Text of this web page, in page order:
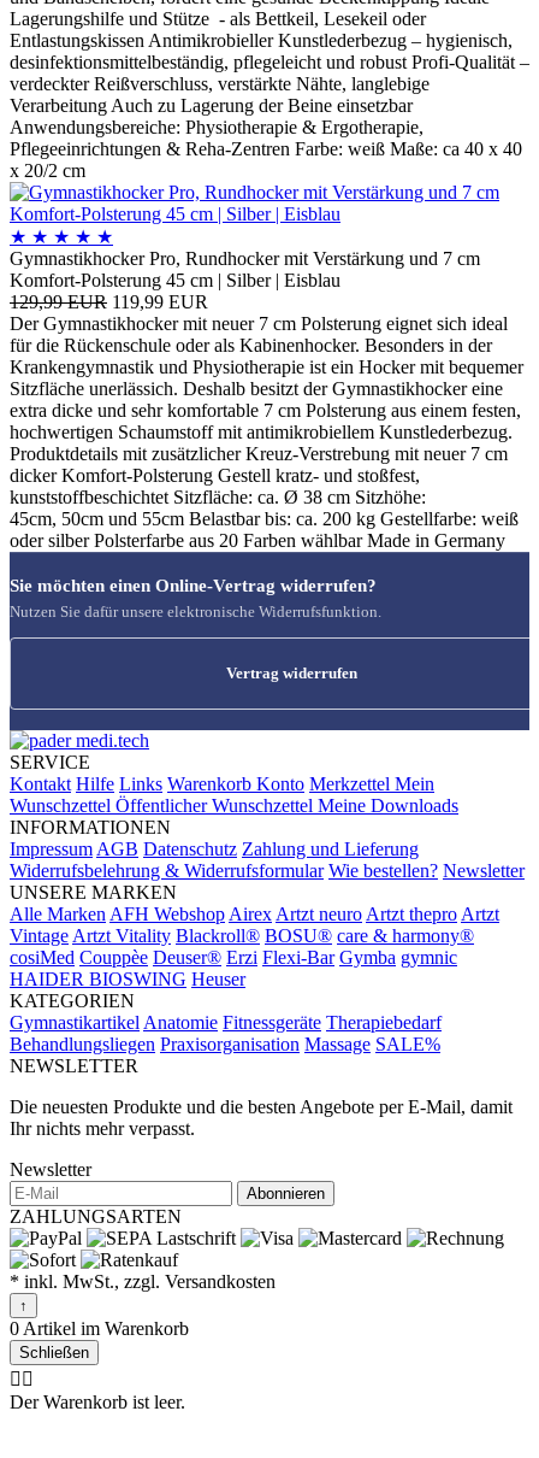
Lagerungshilfe und Stütze - als Bettkeil, Lesekeil oder
Entlastungskissen Antimikrobieller Kunstlederbezug – hygienisch,
desinfektionsmittelbeständig, pflegeleicht und robust Profi-Qualität –
verdeckter Reißverschluss, verstärkte Nähte, langlebige
Verarbeitung Auch zu Lagerung der Beine einsetzbar
Anwendungsbereiche: Physiotherapie & Ergotherapie,
Pflegeeinrichtungen & Reha-Zentren Farbe: weiß Maße: ca 40 x 40
x 20/2 cm
★ ★ ★ ★ ★
Gymnastikhocker Pro, Rundhocker mit Verstärkung und 7 cm
Komfort-Polsterung 45 cm | Silber | Eisblau
129,99 EUR 119,99 EUR
Der Gymnastikhocker mit neuer 7 cm Polsterung eignet sich ideal
für die Rückenschule oder als Kabinenhocker. Besonders in der
Krankengymnastik und Physiotherapie ist ein Hocker mit bequemer
Sitzfläche unerlässich. Deshalb besitzt der Gymnastikhocker eine
extra dicke und sehr komfortable 7 cm Polsterung aus einem festen,
hochwertigen Schaumstoff mit antimikrobiellem Kunstlederbezug.
Produktdetails mit zusätzlicher Kreuz-Verstrebung mit neuer 7 cm
dicker Komfort-Polsterung Gestell kratz- und stoßfest,
kunststoffbeschichtet Sitzfläche: ca. Ø 38 cm Sitzhöhe:
45cm, 50cm und 55cm Belastbar bis: ca. 200 kg Gestellfarbe: weiß
oder silber Polsterfarbe aus 20 Farben wählbar Made in Germany
Sie möchten einen Online-Vertrag widerrufen?
Nutzen Sie dafür unsere elektronische Widerrufsfunktion.
Vertrag widerrufen
SERVICE
Kontakt Hilfe Links Warenkorb Konto Merkzettel Mein
Wunschzettel Öffentlicher Wunschzettel Meine Downloads
INFORMATIONEN
Impressum AGB Datenschutz Zahlung und Lieferung
Widerrufsbelehrung & Widerrufsformular Wie bestellen? Newsletter
UNSERE MARKEN
Alle Marken AFH Webshop Airex Artzt neuro Artzt thepro Artzt
Vintage Artzt Vitality Blackroll® BOSU® care & harmony®
cosiMed Couppèe Deuser® Erzi Flexi-Bar Gymba gymnic
HAIDER BIOSWING Heuser
KATEGORIEN
Gymnastikartikel Anatomie Fitnessgeräte Therapiebedarf
Behandlungsliegen Praxisorganisation Massage SALE%
NEWSLETTER
Die neuesten Produkte und die besten Angebote per E-Mail, damit
Ihr nichts mehr verpasst.
Newsletter
Abonnieren
ZAHLUNGSARTEN
* inkl. MwSt., zzgl. Versandkosten
↑
0 Artikel im Warenkorb
Schließen
🤷‍♂️
Der Warenkorb ist leer.